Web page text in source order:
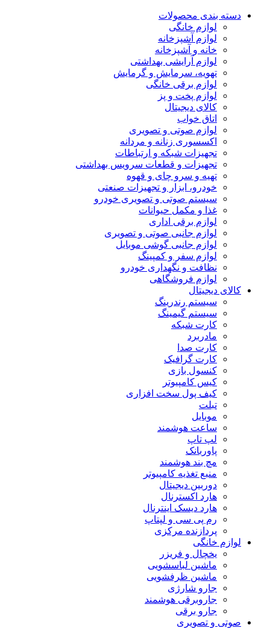
دسته بندی محصولات
لوازم خانگی
لوازم آشپزخانه
خانه و آشپزخانه
لوازم آرایشی بهداشتی
تهویه، سرمایش و گرمایش
لوازم برقی خانگی
لوازم پخت و پز
کالای دیجیتال
اتاق خواب
لوازم صوتی و تصویری
اکسسوری زنانه و مردانه
تجهیزات شبکه و ارتباطات
تجهیزات و قطعات سرویس بهداشتی
تهیه و سرو چای و قهوه
خودرو، ابزار و تجهیزات صنعتی
سیستم صوتی و تصویری خودرو
غذا و مکمل حیوانات
لوازم برقی اداری
لوازم جانبی صوتی و تصویری
لوازم جانبی گوشی موبایل
لوازم سفر و کمپینگ
نظافت و نگهداری خودرو
لوازم فروشگاهی
کالای دیجیتال
سیستم رندرینگ
سیستم گیمینگ
کارت شبکه
مادربرد
کارت صدا
کارت گرافیک
کنسول بازی
کیس کامپیوتر
کیف پول سخت افزاری
تبلت
موبایل
ساعت هوشمند
لپ تاپ
پاوربانک
مچ بند هوشمند
منبع تغذیه کامپیوتر
دوربین دیجیتال
هارد اکسترنال
هارد دیسک اینترنال
رم پی سی و لپتاپ
پردازنده مرکزی
لوازم خانگی
یخچال و فریزر
ماشین لباسشویی
ماشین ظرفشویی
جارو شارژی
جاروبرقی هوشمند
جارو برقی
صوتی و تصویری